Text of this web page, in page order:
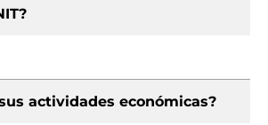
actividades económicas?